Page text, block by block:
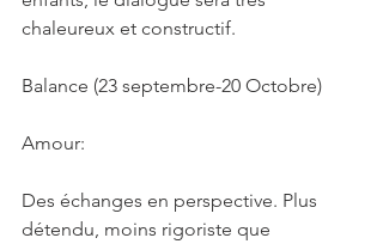
chaleureux et constructif.
Balance (23 septembre-20 Octobre)
Amour:
Des échanges en perspective. Plus
détendu, moins rigoriste que